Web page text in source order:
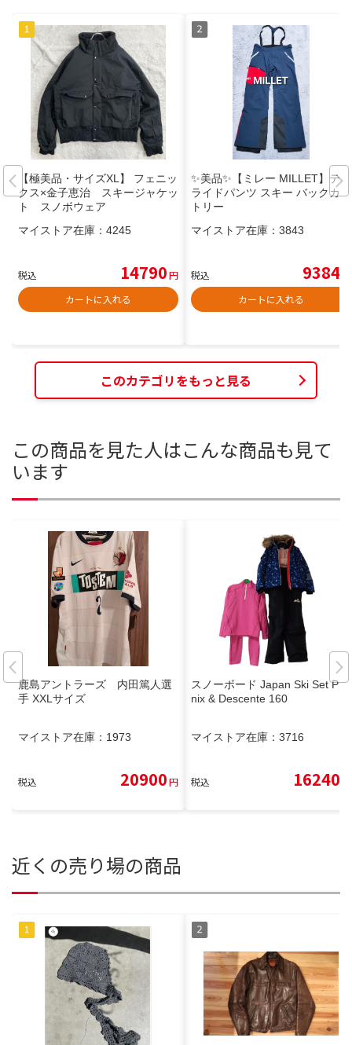
【極美品・サイズXL】 フェニッ
クス×金子恵治 スキージャケッ
ト スノボウェア
マイストア在庫： 4245
税込 14790円
カートに入れる
✨美品✨【ミレー MILLET】テル
ライドパンツ スキー バックカン
トリー
マイストア在庫： 3843
税込 9384
カートに入れる
このカテゴリをもっと見る
この商品を見た人はこんな商品も見て
います
鹿島アントラーズ 内田篤人選
手 XXLサイズ
マイストア在庫： 1973
税込 20900円
スノーボード Japan Ski Set Phe
nix & Descente 160
マイストア在庫： 3716
税込 16240
近くの売り場の商品